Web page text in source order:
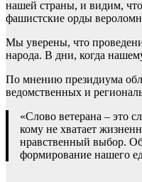
нашей страны, и видим,
фашистские орды
Мы уверены, что
народа. В дни, когда
По мнению президиума
ведомственных и
«Слово ветерана – это
кому не хватает
нравственный выбор.
формирование нашего